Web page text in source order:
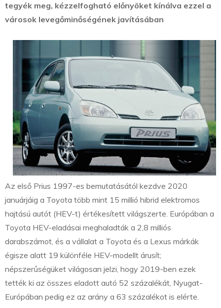
tegyék meg, kézzelfogható előnyöket kínálva ezzel a
városok levegőminőségének javításában
Az első Prius 1997-es bemutatásától kezdve 2020
januárjáig a Toyota több mint 15 millió hibrid elektromos
hajtású autót (HEV-t) értékesített világszerte. Európában a
Toyota HEV-eladásai meghaladták a 2,8 milliós
darabszámot, és a vállalat a Toyota és a Lexus márkák
égisze alatt 19 különféle HEV-modellt árusít;
népszerűségüket világosan jelzi, hogy 2019-ben ezek
tették ki az összes eladott autó 52 százalékát, Nyugat-
Európában pedig ez az arány a 63 százalékot is elérte.